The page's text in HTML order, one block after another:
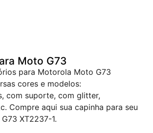
Moto G73
para Motorola Moto G73
cores e modelos:
com suporte, com glitter,
Compre aqui sua capinha para seu
XT2237-1.